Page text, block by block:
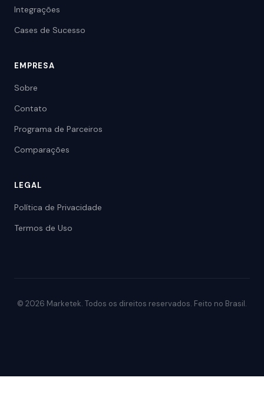
Integrações
Cases de Sucesso
EMPRESA
Sobre
Contato
Programa de Parceiros
Comparações
LEGAL
Política de Privacidade
Termos de Uso
© 2026 Marketek. Todos os direitos reservados. Feito no Brasil.